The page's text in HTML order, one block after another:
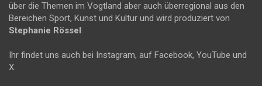
über die Themen im Vogtland aber auch überregional aus den
Bereichen Sport, Kunst und Kultur und wird produziert von
Stephanie Rössel .
Ihr findet uns auch bei Instagram, auf Facebook, YouTube und
X.